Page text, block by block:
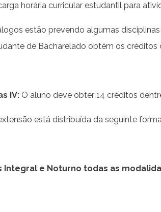
horária curricular estudantil para
estão prevendo algumas
de Bacharelado obtém os
IV: O aluno deve obter 14 créditos
está distribuída da seguinte
Integral e Noturno todas as